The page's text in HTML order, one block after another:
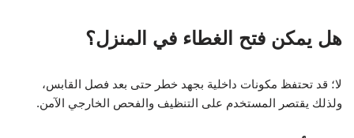
هل يمكن فتح الغطاء في المنزل؟
لا؛ قد تحتفظ مكونات داخلية بجهد خطر حتى بعد فصل القابس،
ولذلك يقتصر المستخدم على التنظيف والفحص الخارجي الآمن.